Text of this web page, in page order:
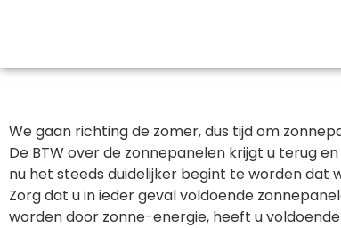
We gaan richting de zomer, dus tijd om
De BTW over de zonnepanelen krijgt u terug
nu het steeds duidelijker begint te worden dat
Zorg dat u in ieder geval voldoende
worden door zonne-energie, heeft u